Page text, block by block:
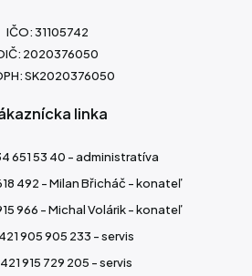
IČO: 31105742
2020376050
SK2020376050
linka
651 53 40 - administratíva
492 - Milan Břicháč - konateľ
966 - Michal Volárik - konateľ
905 905 233 - servis
915 729 205 - servis